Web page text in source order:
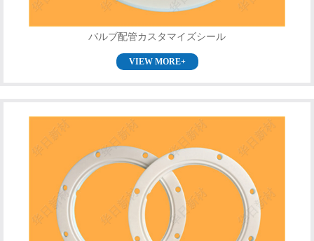
バルブ配管カスタマイズシール
VIEW MORE+